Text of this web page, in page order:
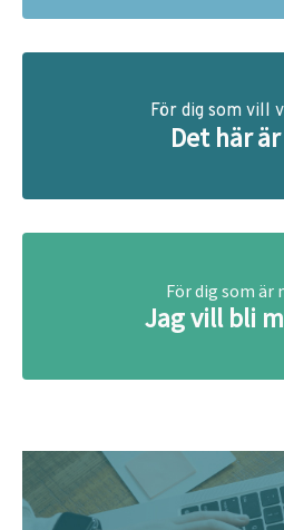
För dig som vill
Det här är
För dig som är
Jag vill bli